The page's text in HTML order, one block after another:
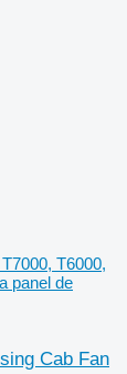
T6000,
panel de
Cab Fan